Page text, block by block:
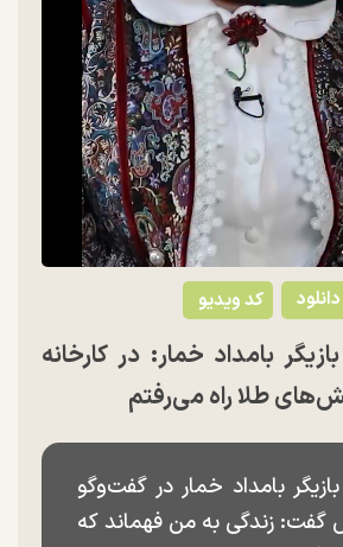
Video
کد ویدیو دانلود
بامداد خمار: در کارخانه
طلا راه می‌رفتم
بامداد خمار در گفت‌و‌گو
گفت: زندگی به من فهماند که